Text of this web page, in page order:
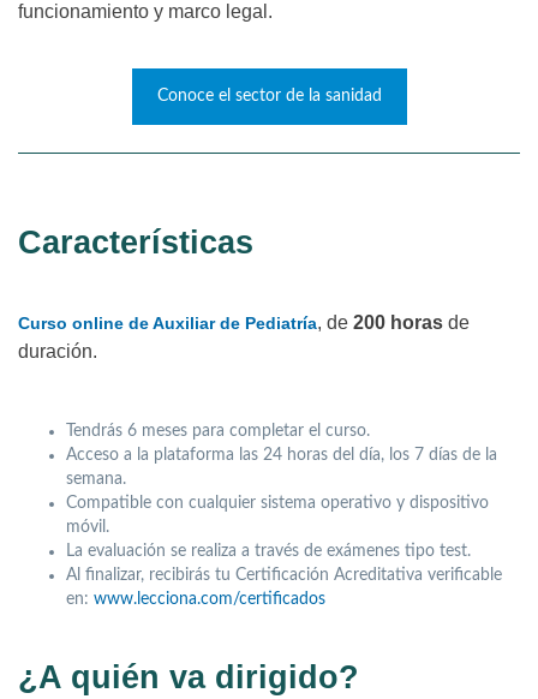
funcionamiento y marco legal.
Conoce el sector de la sanidad
Características
Curso online de Auxiliar de Pediatría, de 200 horas de
duración.
Tendrás 6 meses para completar el curso.
Acceso a la plataforma las 24 horas del día, los 7 días de la
semana.
Compatible con cualquier sistema operativo y dispositivo
móvil.
La evaluación se realiza a través de exámenes tipo test.
Al finalizar, recibirás tu Certificación Acreditativa verificable
en: www.lecciona.com/certificados
¿A quién va dirigido?